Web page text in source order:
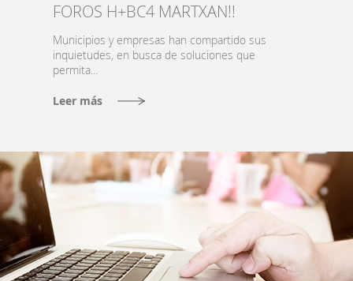
FOROS H+BC4 MARTXAN!!
Municipios y empresas han compartido sus
inquietudes, en busca de soluciones que
permita...
Leer más